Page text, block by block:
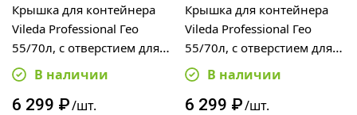
Крышка для контейнера
Vileda Professional Гео
55/70л, с отверстием для
бумаги, черный/синий,
137731
В наличии
6 299 ₽/шт.
Крышка для контейнера
Vileda Professional Гео
55/70л, с отверстием для
бутылок, черный/желтый,
137733
В наличии
6 299 ₽/шт.